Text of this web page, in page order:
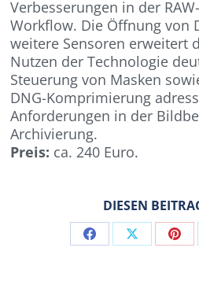
Verbesserungen in der
Workflow. Die Öffnung von
weitere Sensoren erweitert
Nutzen der Technologie
Steuerung von Masken
DNG-Komprimierung
Anforderungen in der
Archivierung.
Preis: ca. 240 Euro.
DIESEN
Share Share